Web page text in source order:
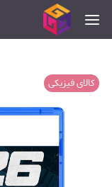
کالای فیزیکی